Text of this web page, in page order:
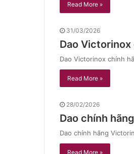
Read More »
31/03/2026
Dao
Dao Victorinox chính
Read More »
28/02/2026
Dao chính
Dao chính hãng
Read More »